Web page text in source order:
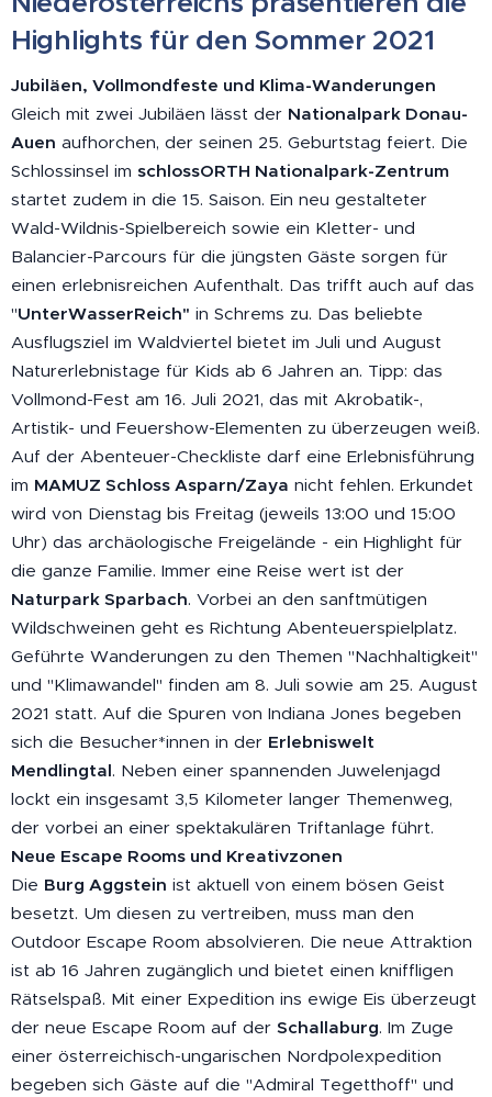
Highlights für den Sommer 2021
Jubiläen, Vollmondfeste und Klima-Wanderungen
Gleich mit zwei Jubiläen lässt der Nationalpark Donau-
Auen aufhorchen, der seinen 25. Geburtstag feiert. Die
Schlossinsel im schlossORTH Nationalpark-Zentrum
startet zudem in die 15. Saison. Ein neu gestalteter
Wald-Wildnis-Spielbereich sowie ein Kletter- und
Balancier-Parcours für die jüngsten Gäste sorgen für
einen erlebnisreichen Aufenthalt. Das trifft auch auf das
"UnterWasserReich" in Schrems zu. Das beliebte
Ausflugsziel im Waldviertel bietet im Juli und August
Naturerlebnistage für Kids ab 6 Jahren an. Tipp: das
Vollmond-Fest am 16. Juli 2021, das mit Akrobatik-,
Artistik- und Feuershow-Elementen zu überzeugen weiß.
Auf der Abenteuer-Checkliste darf eine Erlebnisführung
im MAMUZ Schloss Asparn/Zaya nicht fehlen. Erkundet
wird von Dienstag bis Freitag (jeweils 13:00 und 15:00
Uhr) das archäologische Freigelände - ein Highlight für
die ganze Familie. Immer eine Reise wert ist der
Naturpark Sparbach. Vorbei an den sanftmütigen
Wildschweinen geht es Richtung Abenteuerspielplatz.
Geführte Wanderungen zu den Themen "Nachhaltigkeit"
und "Klimawandel" finden am 8. Juli sowie am 25. August
2021 statt. Auf die Spuren von Indiana Jones begeben
sich die Besucher*innen in der Erlebniswelt
Mendlingtal. Neben einer spannenden Juwelenjagd
lockt ein insgesamt 3,5 Kilometer langer Themenweg,
der vorbei an einer spektakulären Triftanlage führt.
Neue Escape Rooms und Kreativzonen
Die Burg Aggstein ist aktuell von einem bösen Geist
besetzt. Um diesen zu vertreiben, muss man den
Outdoor Escape Room absolvieren. Die neue Attraktion
ist ab 16 Jahren zugänglich und bietet einen kniffligen
Rätselspaß. Mit einer Expedition ins ewige Eis überzeugt
der neue Escape Room auf der Schallaburg. Im Zuge
einer österreichisch-ungarischen Nordpolexpedition
begeben sich Gäste auf die "Admiral Tegetthoff" und